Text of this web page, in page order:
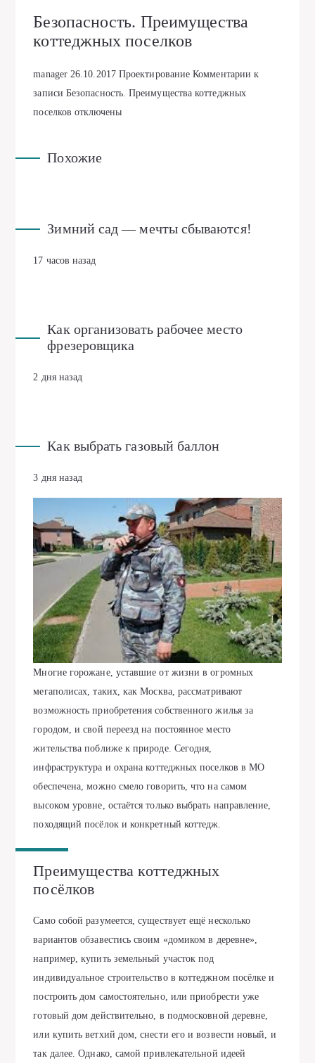
Безопасность. Преимущества
коттеджных поселков
manager 26.10.2017 Проектирование Комментариик
записи Безопасность. Преимущества коттеджных
поселков отключены
Похожие
Зимний сад — мечты сбываются!
17 часов назад
Как организовать рабочее место
фрезеровщика
2 дня назад
Как выбрать газовый баллон
3 дня назад
Многие горожане, уставшие от жизни в огромных
мегаполисах, таких, как Москва, рассматривают
возможность приобретения собственного жилья за
городом, и свой переезд на постоянное место
жительства поближе к природе. Сегодня,
инфраструктура и охрана коттеджных поселков в МО
обеспечена, можно смело говорить, что на самом
высоком уровне, остаётся только выбрать направление,
походящий посёлок и конкретный коттедж.
Преимущества коттеджных
посёлков
Само собой разумеется, существует ещё несколько
вариантов обзавестись своим «домиком в деревне»,
например, купить земельный участок под
индивидуальное строительство в коттеджном посёлке и
построить дом самостоятельно, или приобрести уже
готовый дом действительно, в подмосковной деревне,
или купить ветхий дом, снести его и возвести новый, и
так далее. Однако, самой привлекательной идеей